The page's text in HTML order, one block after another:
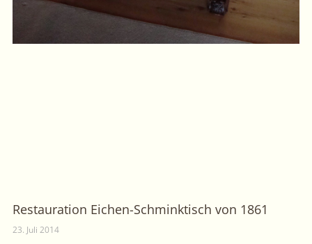
Restauration Eichen-Schminktisch von 1861
23. Juli 2014